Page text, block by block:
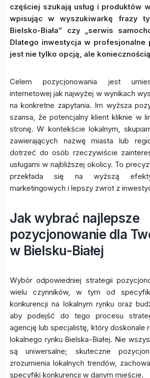
częściej szukają usług i produktów
wpisując w wyszukiwarkę frazy
Bielsko-Biała” czy „serwis
Dlatego inwestycja w profesjonalne
jest nie tylko opcją, ale
Celem pozycjonowania jest
internetowej jak najwyżej w wynikach
na konkretne zapytania. Im wyższa
szansa, że potencjalny klient kliknie w
stronę. W kontekście lokalnym,
zawierających nazwę miasta lub
dotrzeć do osób rzeczywiście
usługami w najbliższej okolicy. To
przekłada się na wyższą
marketingowych i lepszy zwrot z
Jak wybrać najlepsze
pozycjonowanie dla
w Bielsku-Białej
Wybór odpowiedniej strategii
wielu czynników, w tym od
konkurencji na lokalnym rynku oraz
aby podejść do tego procesu
agencję lub specjalistę, który doskonale
lokalnego rynku Bielska-Białej. Nie
są uniwersalne; skuteczne
zrozumienia lokalnych trendów,
specyfiki konkurencji w danym mieście.